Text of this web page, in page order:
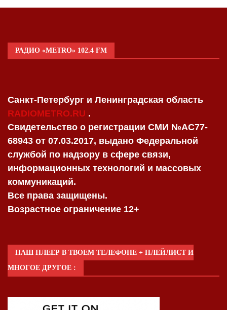
РАДИО «METRO» 102.4 FM
Санкт-Петербург и Ленинградская область
RADIOMETRO.RU .
Свидетельство о регистрации СМИ №AC77-
68943 от 07.03.2017, выдано Федеральной
службой по надзору в сфере связи,
информационных технологий и массовых
коммуникаций.
Все права защищены.
Возрастное ограничение 12+
НАШ ПЛЕЕР В ТВОЕМ ТЕЛЕФОНЕ + ПЛЕЙЛИСТ И
МНОГОЕ ДРУГОЕ :